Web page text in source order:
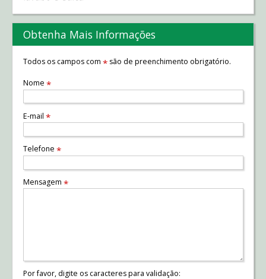
Obtenha Mais Informações
Todos os campos com *são de preenchimento obrigatório.
Nome *
E-mail *
Telefone *
Mensagem *
Por favor, digite os caracteres para validação: